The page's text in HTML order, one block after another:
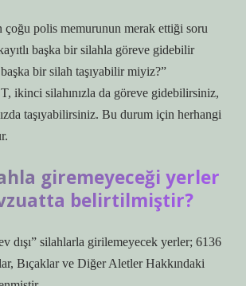
çoğu polis memurunun merak ettiği soru
başka bir silahla göreve gidebilir
bir silah taşıyabilir miyiz?”
ikinci silahınızla da göreve gidebilirsiniz,
taşıyabilirsiniz. Bu durum için herhangi
giremeyeceği yerler
belirtilmiştir?
dışı” silahlarla girilemeyecek yerler; 6136
Bıçaklar ve Diğer Aletler Hakkındaki